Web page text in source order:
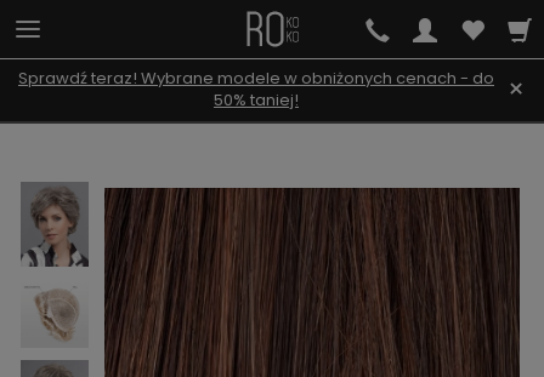
Sprawdź teraz! Wybrane modele w obniżonych cenach - do
50% taniej!
×